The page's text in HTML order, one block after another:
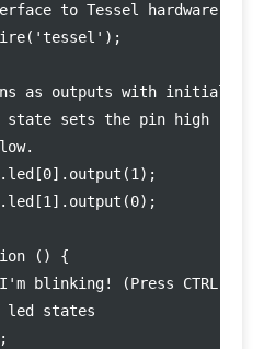
to Tessel hardware
as outputs with initial
sets the pin high
() {
blinking! (Press CTRL + C
led states